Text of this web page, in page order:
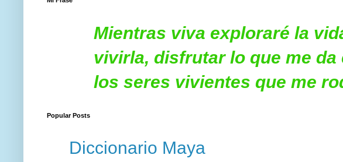
Mientras viva exploraré la
vivirla, disfrutar lo que me da
los seres vivientes que me
Popular Posts
Diccionario Maya